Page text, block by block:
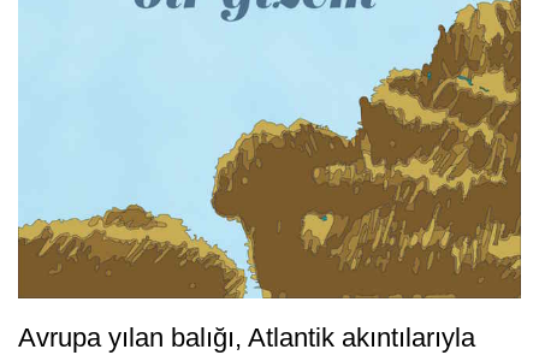
Avrupa yılan balığı, Atlantik akıntılarıyla